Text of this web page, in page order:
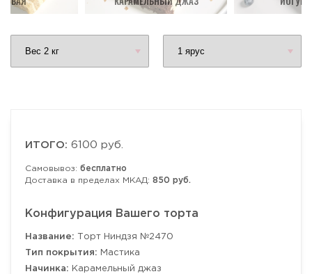
ИТОГО: 6100 руб.
Самовывоз: бесплатно
Доставка в пределах МКАД: 850 руб.
Конфигурация Вашего торта
Название: Торт Ниндзя №2470
Тип покрытия: Мастика
Начинка: Карамельный джаз